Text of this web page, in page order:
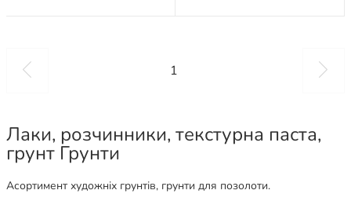
1
Лаки, розчинники, текстурна паста,
грунт Грунти
Асортимент художніх грунтів, грунти для позолоти.